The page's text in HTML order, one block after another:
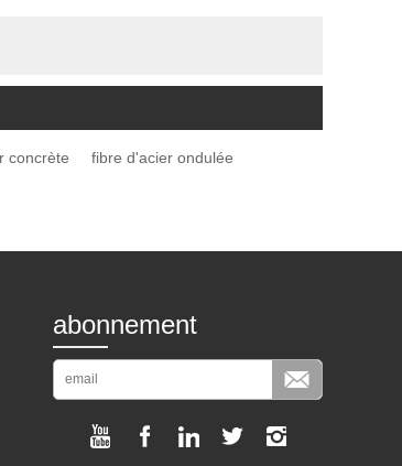
concrète
fibre d'acier ondulée
abonnement